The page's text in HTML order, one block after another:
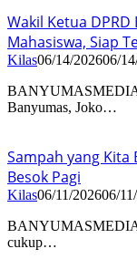
Wakil Ketua
Mahasiswa, Siap
Kilas06/14/202606/
Banyumas, Joko…
Sampah yang Kita
Besok Pagi
Kilas06/11/202606/
cukup…